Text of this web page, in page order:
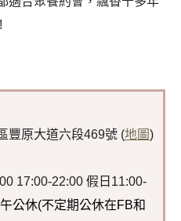
原大道六段469號 (地圖)
17:00-22:00 假日11:00-
公休(不定期公休在FB和